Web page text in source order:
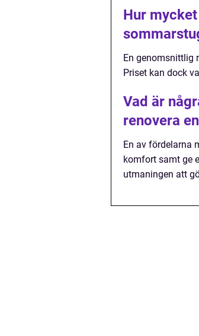
Hur
En genomsnittlig
Priset kan dock
Vad är
renovera
En av fördelarna
komfort samt ge
utmaningen att